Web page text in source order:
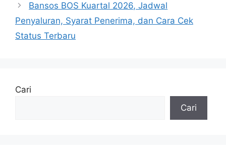
Bansos BOS Kuartal 2026, Jadwal
Penyaluran, Syarat Penerima, dan Cara Cek
Status Terbaru
Cari
Cari